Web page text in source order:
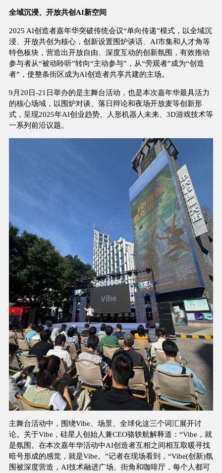
全域沉浸、开放共创AI新空间
2025 AI创造者嘉年华突破传统会议“单向传递”模式，以全域沉
浸、开放共创为核心，创新设置围炉谈话、AI市集和人才角等
特色板块，营造出开放自由、深度互动的创新氛围，有效推动
参与者从“被动聆听”转向“主动参与”，从“旁观者”成为“创造
者”，使整条街区成为AI创造者共享共建的主场。
9月20日-21日举办的是主舞台活动，也是本次嘉年华最具活力
的核心场域，以围炉对谈、落日辩论和夜场开放麦等创新形
式，呈现2025年AI创业趋势、人形机器人未来、3D游戏技术等
一系列前沿议题。
主舞台活动中，围绕Vibe、场景、全球化这三个词汇展开讨
论。关于Vibe，硅星人创始人兼CEO骆轶航解释道：“Vibe，就
是氛围。在本次嘉年华活动中AI创造者互相之间相互取暖寻找
暗号形成的感觉，就是Vibe。”记者在现场看到，“Vibe(创新)氛
围被深度营造，AI技术融进广场、街角和咖啡厅，每个人都可